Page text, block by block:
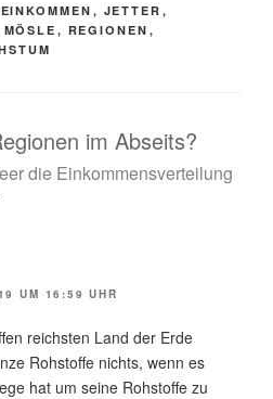
EINKOMMEN , JETTER ,
MÖSLE , REGIONEN ,
im Abseits?
die Einkommensverteilung
UM 16:59 UHR
reichsten Land der Erde
Rohstoffe nichts, wenn es
hat um seine Rohstoffe zu